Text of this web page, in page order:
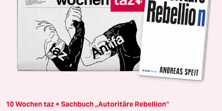
10 Wochen taz + Sachbuch „Autoritäre Rebellion“